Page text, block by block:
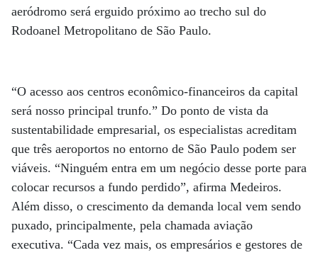
aeródromo será erguido próximo ao trecho sul do
Rodoanel Metropolitano de São Paulo.
“O acesso aos centros econômico-financeiros da capital
será nosso principal trunfo.” Do ponto de vista da
sustentabilidade empresarial, os especialistas acreditam
que três aeroportos no entorno de São Paulo podem ser
viáveis. “Ninguém entra em um negócio desse porte para
colocar recursos a fundo perdido”, afirma Medeiros.
Além disso, o crescimento da demanda local vem sendo
puxado, principalmente, pela chamada aviação
executiva. “Cada vez mais, os empresários e gestores de